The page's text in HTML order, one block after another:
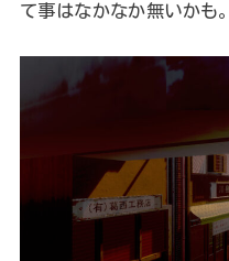
て事はなかなか無いかも。